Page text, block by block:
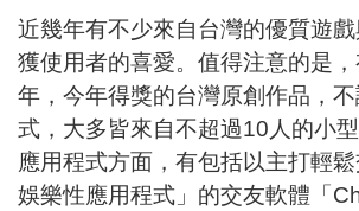
近幾年有不少來自台灣的優質遊
獲使用者的喜愛。值得注意的是
年，今年得獎的台灣原創作品，
式，大多皆來自不超過10人的小
應用程式方面，有包括以主打輕
娛樂性應用程式」的交友軟體「